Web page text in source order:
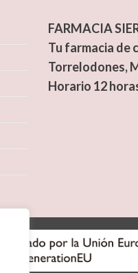
FARMACIA
Tu farmacia de
Torrelodones,
Horario 12